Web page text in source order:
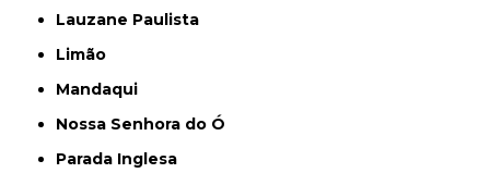
Lauzane Paulista
Limão
Mandaqui
Nossa Senhora do Ó
Parada Inglesa